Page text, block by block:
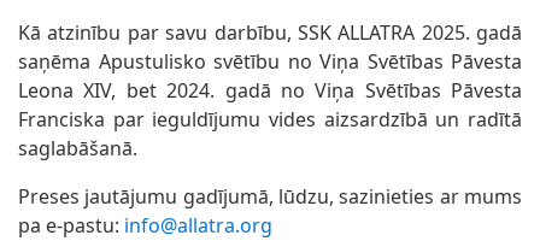
Kā atzinību par savu darbību, SSK ALLATRA 2025. gadā
saņēma Apustulisko svētību no Viņa Svētības Pāvesta
Leona XIV, bet 2024. gadā no Viņa Svētības Pāvesta
Franciska par ieguldījumu vides aizsardzībā un radītā
saglabāšanā.
Preses jautājumu gadījumā, lūdzu, sazinieties ar mums
pa e-pastu: info@allatra.org